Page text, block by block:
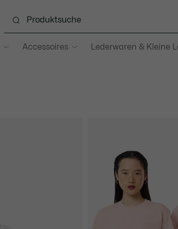
Accessoires Lederwaren & Kleine